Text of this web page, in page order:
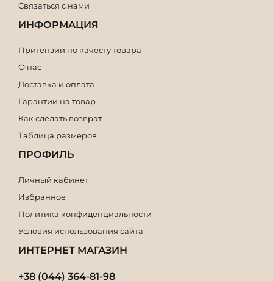
Связаться с нами
ИНФОРМАЦИЯ
Притензии по качесту товара
О нас
Доставка и оплата
Гарантии на товар
Как сделать возврат
Таблица размеров
ПРОФИЛЬ
Личный кабинет
Избранное
Политика конфиденциальности
Условия использования сайта
ИНТЕРНЕТ МАГАЗИН
+38 (044) 364-81-98